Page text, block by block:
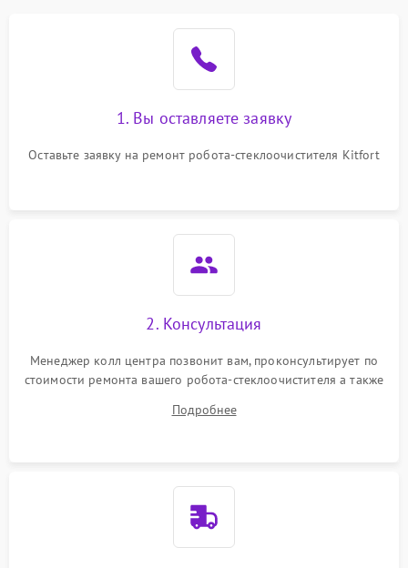
1. Вы оставляете заявку
Оставьте заявку на ремонт робота-стеклоочистителя Kitfort
2. Консультация
Менеджер колл центра позвонит вам, проконсультирует по
стоимости ремонта вашего робота-стеклоочистителя а также
Подробнее